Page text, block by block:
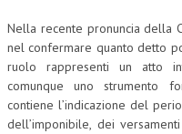
FISCALITÀ
TAX RISK
CRIMINOLOGIA
CFC E PARADISI FISCALI
Nella recente pronuncia della
nel confermare quanto detto
ruolo rappresenti un atto
comunque uno strumento
contiene l’indicazione del
dell’imponibile, dei